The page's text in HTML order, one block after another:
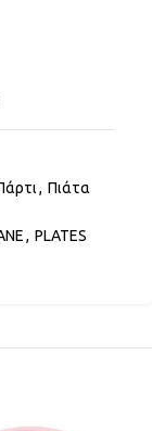
, Πιάτα
, PLATES